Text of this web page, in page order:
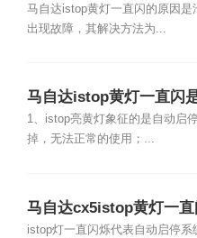
么？
马自达istop黄灯一直闪的原因是
出现故障，其解决方法为...
马自达istop黄灯一直闪
1、istop亮黄灯象征的是自动启
掉，无法正常的使用；...
马自达cx5istop黄灯一直
istop灯一直闪烁代表自动启停系